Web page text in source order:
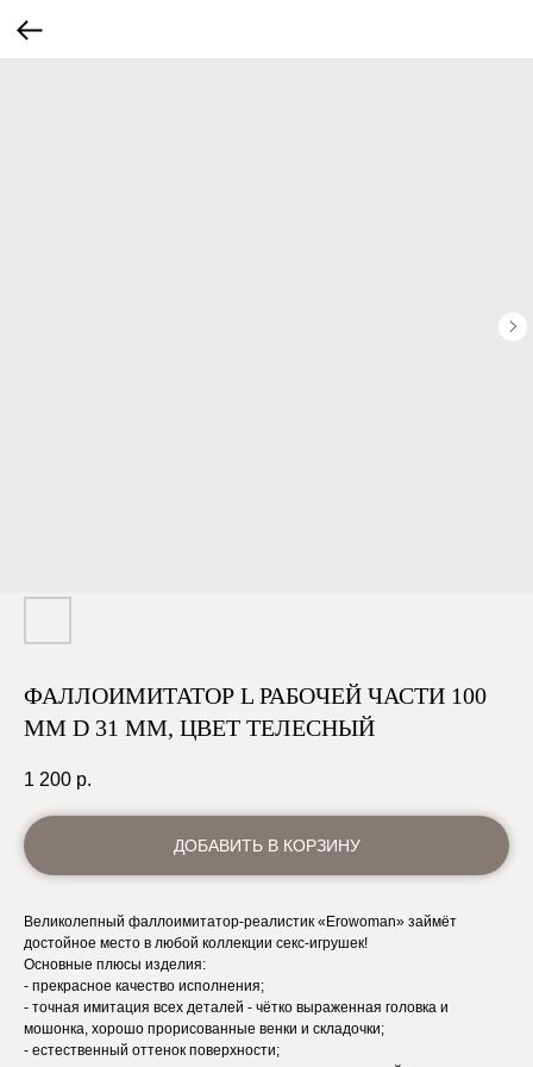
ФАЛЛОИМИТАТОР L РАБОЧЕЙ ЧАСТИ 100
ММ D 31 ММ, ЦВЕТ ТЕЛЕСНЫЙ
1 200 р.
ДОБАВИТЬ В КОРЗИНУ
Великолепный фаллоимитатор-реалистик «Erowoman» займёт
достойное место в любой коллекции секс-игрушек!
Основные плюсы изделия:
- прекрасное качество исполнения;
- точная имитация всех деталей - чётко выраженная головка и
мошонка, хорошо прорисованные венки и складочки;
- естественный оттенок поверхности;